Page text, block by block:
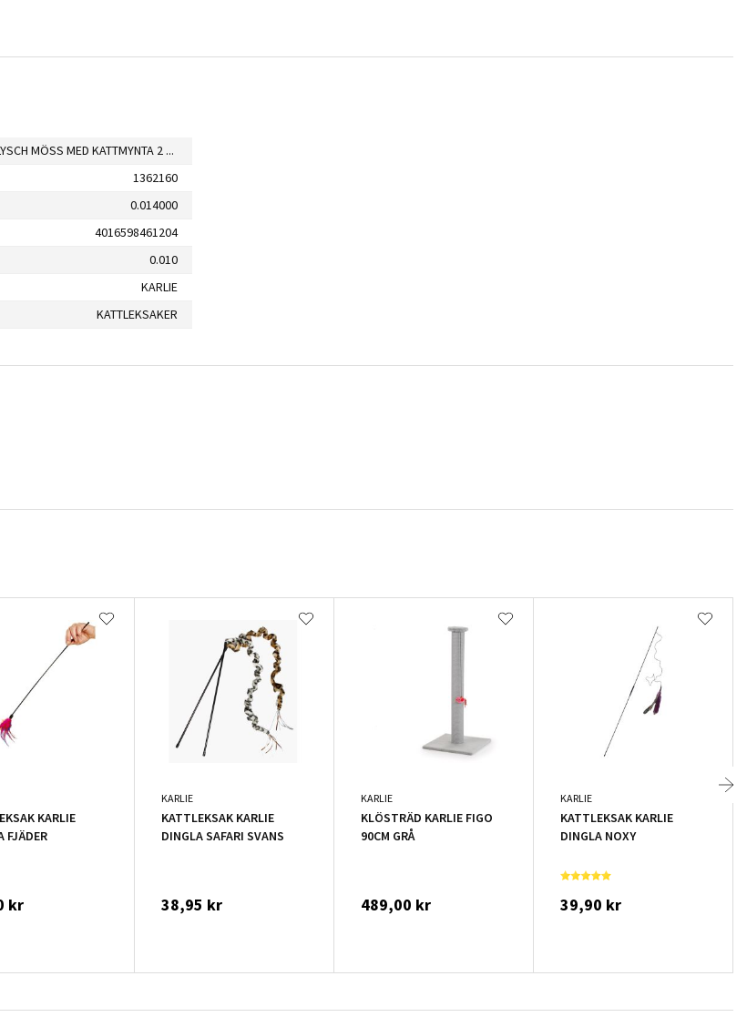
KATTLEKSAK KARLIE PLYSCH MÖSS MED KATTMYNTA 2 ST
1362160
0.014000
4016598461204
0.010
KARLIE
KATTLEKSAKER
KARLIE
FJÄDER
kr
KARLIE
KATTLEKSAK KARLIE
DINGLA SAFARI SVANS
38,95 kr
KARLIE
KLÖSTRÄD KARLIE FIGO
90CM GRÅ
489,00 kr
KARLIE
KATTLEKSAK KARLIE
DINGLA NOXY
39,90 kr